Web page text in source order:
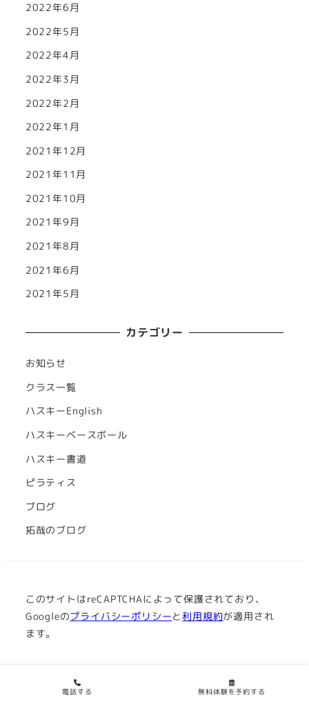
2022年6月
2022年5月
2022年4月
2022年3月
2022年2月
2022年1月
2021年12月
2021年11月
2021年10月
2021年9月
2021年8月
2021年6月
2021年5月
カテゴリー
お知らせ
クラス一覧
ハスキーEnglish
ハスキーベースボール
ハスキー書道
ピラティス
ブログ
拓哉のブログ
このサイトはreCAPTCHAによって保護されており、
Googleのプライバシーポリシーと利用規約が適用され
ます。
© 2022 HUSKY ACADEMIA
電話する 無料体験を予約する